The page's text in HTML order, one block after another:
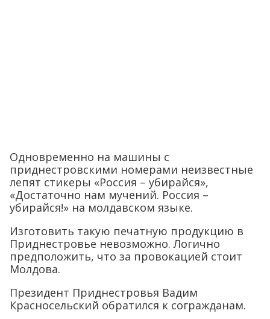
Одновременно на машины с
приднестровскими номерами неизвестные
лепят стикеры «Россия – убирайся»,
«Достаточно нам мучений. Россия –
убирайся!» на молдавском языке.
Изготовить такую печатную продукцию в
Приднестровье невозможно. Логично
предположить, что за провокацией стоит
Молдова.
Президент Приднестровья Вадим
Красносельский обратился к согражданам.